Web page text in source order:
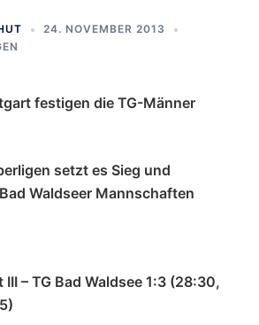
24. NOVEMBER 2013
festigen die TG-Männer
setzt es Sieg und
Waldseer Mannschaften
– TG Bad Waldsee 1:3 (28:30,